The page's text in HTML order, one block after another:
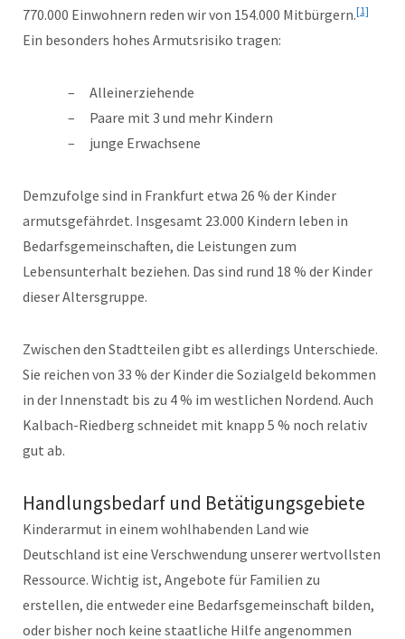
770.000 Einwohnern reden wir von 154.000 Mitbürgern.[1]
Ein besonders hohes Armutsrisiko tragen:
Alleinerziehende
Paare mit 3 und mehr Kindern
junge Erwachsene
Demzufolge sind in Frankfurt etwa 26 % der Kinder
armutsgefährdet. Insgesamt 23.000 Kindern leben in
Bedarfsgemeinschaften, die Leistungen zum
Lebensunterhalt beziehen. Das sind rund 18 % der Kinder
dieser Altersgruppe.
Zwischen den Stadtteilen gibt es allerdings Unterschiede.
Sie reichen von 33 % der Kinder die Sozialgeld bekommen
in der Innenstadt bis zu 4 % im westlichen Nordend. Auch
Kalbach-Riedberg schneidet mit knapp 5 % noch relativ
gut ab.
Handlungsbedarf und Betätigungsgebiete
Kinderarmut in einem wohlhabenden Land wie
Deutschland ist eine Verschwendung unserer wertvollsten
Ressource. Wichtig ist, Angebote für Familien zu
erstellen, die entweder eine Bedarfsgemeinschaft bilden,
oder bisher noch keine staatliche Hilfe angenommen